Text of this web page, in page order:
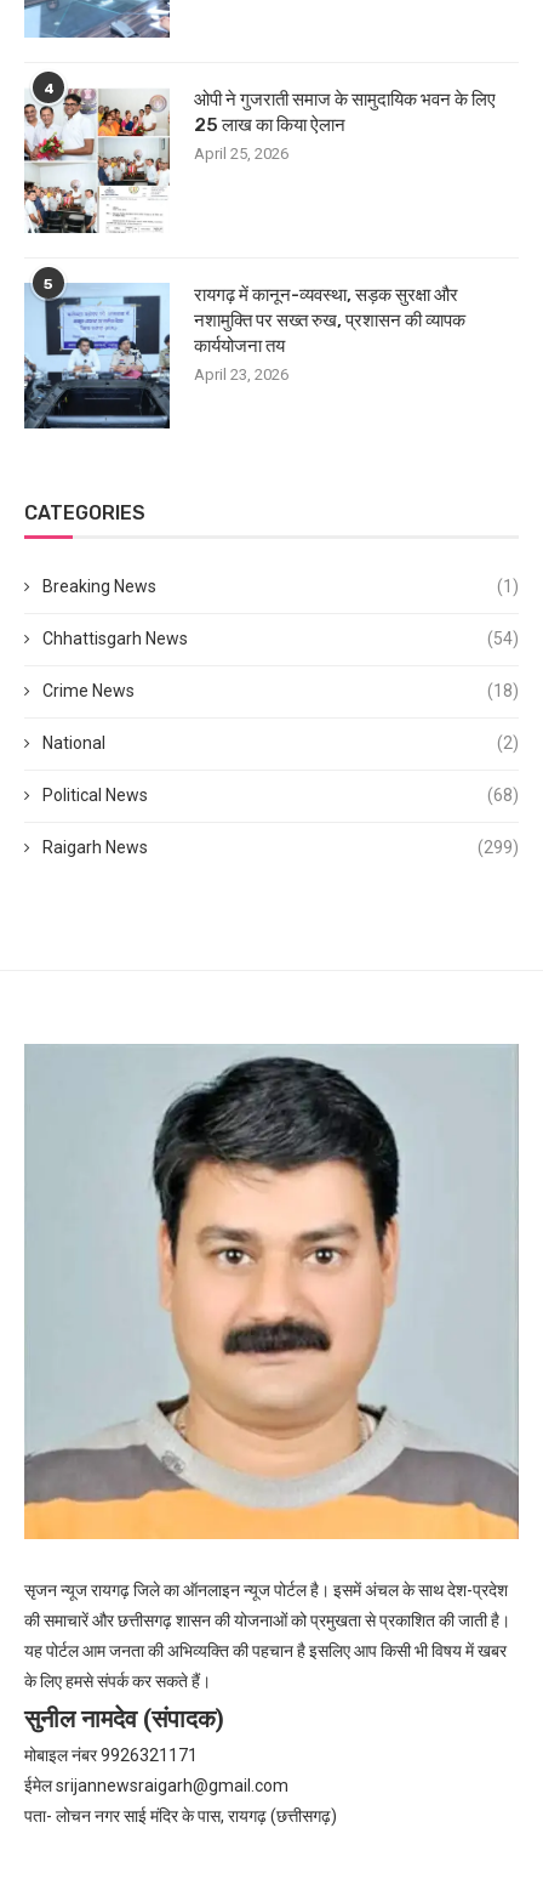
4
ओपी ने गुजराती समाज के सामुदायिक भवन के लिए
25 लाख का किया ऐलान
April 25, 2026
5
रायगढ़ में कानून-व्यवस्था, सड़क सुरक्षा और
नशामुक्ति पर सख्त रुख, प्रशासन की व्यापक
कार्ययोजना तय
April 23, 2026
CATEGORIES
Breaking News (1)
Chhattisgarh News (54)
Crime News (18)
National (2)
Political News (68)
Raigarh News (299)
सृजन न्यूज रायगढ़ जिले का ऑनलाइन न्यूज पोर्टल है। इसमें अंचल के साथ देश-प्रदेश
की समाचारें और छत्तीसगढ़ शासन की योजनाओं को प्रमुखता से प्रकाशित की जाती है।
यह पोर्टल आम जनता की अभिव्यक्ति की पहचान है इसलिए आप किसी भी विषय में खबर
के लिए हमसे संपर्क कर सकते हैं।
सुनील नामदेव (संपादक)
मोबाइल नंबर 9926321171
ईमेलsrijannewsraigarh@gmail.com
पता- लोचन नगर साई मंदिर के पास, रायगढ़ (छत्तीसगढ़)